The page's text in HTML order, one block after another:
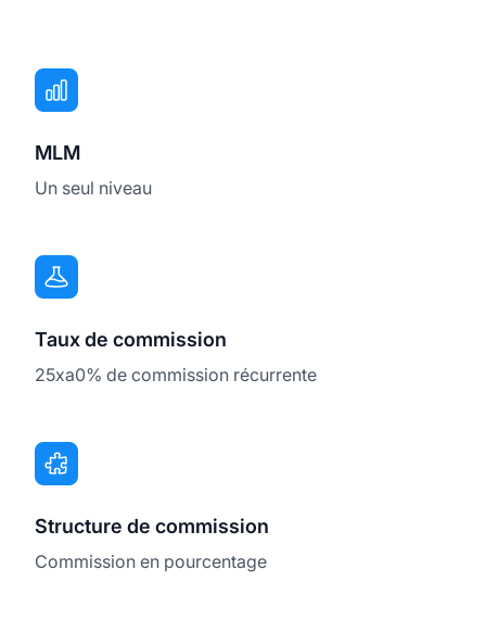
MLM
Un seul niveau
Taux de commission
25xa0% de commission récurrente
Structure de commission
Commission en pourcentage